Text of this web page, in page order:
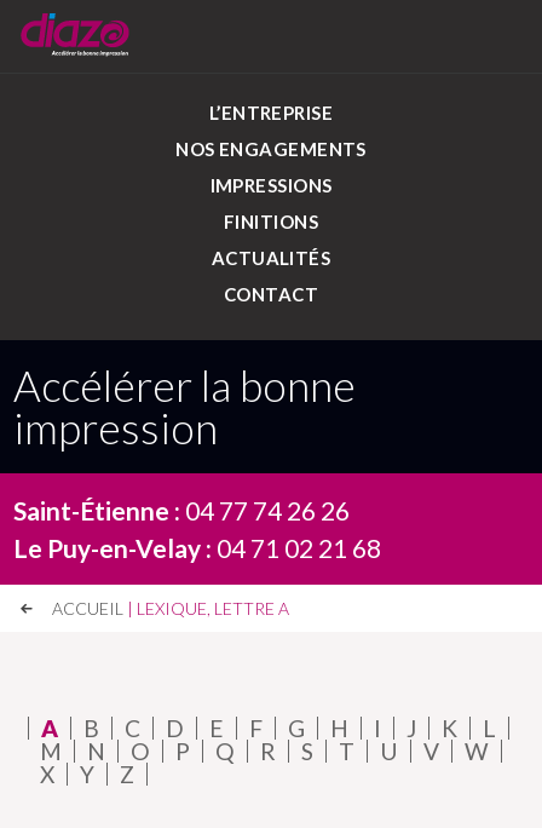
L’ENTREPRISE
NOS ENGAGEMENTS
IMPRESSIONS
FINITIONS
ACTUALITÉS
CONTACT
Accélérer la bonne
impression
Saint-Étienne : 04 77 74 26 26
Le Puy-en-Velay : 04 71 02 21 68
ACCUEIL | LEXIQUE, LETTRE A
A B C D E F G H I J K
L
M
N O P Q R S T U V
W
X
Y Z